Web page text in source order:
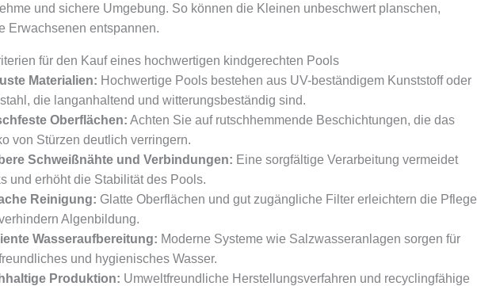
und sichere Umgebung. So können die Kleinen unbeschwert planschen,
Erwachsenen entspannen.
für den Kauf eines hochwertigen kindgerechten Pools
Materialien: Hochwertige Pools bestehen aus UV-beständigem Kunststoff oder
die langanhaltend und witterungsbeständig sind.
Oberflächen: Achten Sie auf rutschhemmende Beschichtungen, die das
von Stürzen deutlich verringern.
Schweißnähte und Verbindungen: Eine sorgfältige Verarbeitung vermeidet
und erhöht die Stabilität des Pools.
Reinigung: Glatte Oberflächen und gut zugängliche Filter erleichtern die Pflege
Algenbildung.
Wasseraufbereitung: Moderne Systeme wie Salzwasseranlagen sorgen für
und hygienisches Wasser.
Produktion: Umweltfreundliche Herstellungsverfahren und recyclingfähige